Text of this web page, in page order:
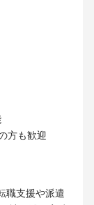
方も歓迎
職支援や派遣